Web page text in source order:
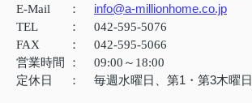
E-Mail
： info@a-millionhome.co.jp
TEL ：
042-595-5076
FAX
：
042-595-5066
営業時間
： 09:00～18:00
定休日 ： 毎週水曜日、第1・第3木曜日